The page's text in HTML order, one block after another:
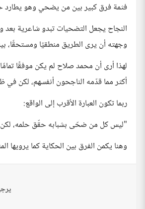
فثمة فرق كبير بين من يضحي وهو
النجاح يجعل التضحيات تبدو شاعرية بعد
وجهته أن يرى الطريق منطقيًا ومستحقًا،
لهذا أرى أن محمد صلاح لم يكن موفقًا
أكثر مما قدّمه الناجحون أنفسهم، لكن
ربما تكون العبارة الأقرب إلى الواقع:
"ليس كل من ضحّى بشبابه حقّق حلمه، لكن
وهنا يكمن الفرق بين الحكاية كما يرويها